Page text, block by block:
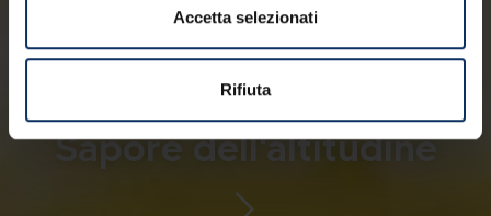
Accetta selezionati
Rifiuta
Humans of Livigno Il
Sapore dell'altitudine